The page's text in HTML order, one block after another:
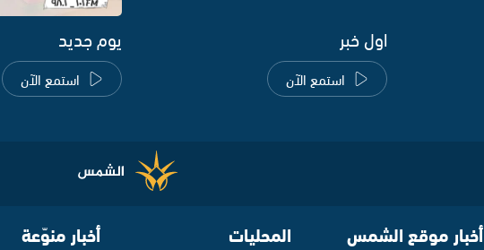
اول خبر
استمع الآن
يوم جديد
استمع الآن
أخبار موقع الشمس المحليات أخبار منوّعة